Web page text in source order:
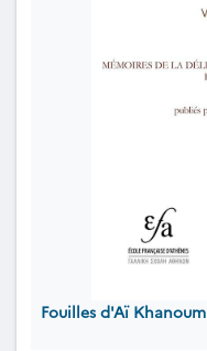
Fouilles d'Aï Khanoum